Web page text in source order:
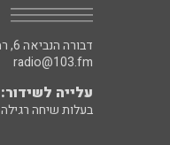
דבורה הנביאה 6, רמת השרון
radio@103.fm
עלייה לשידור: 0552-103-103
בעלות שיחה רגילה